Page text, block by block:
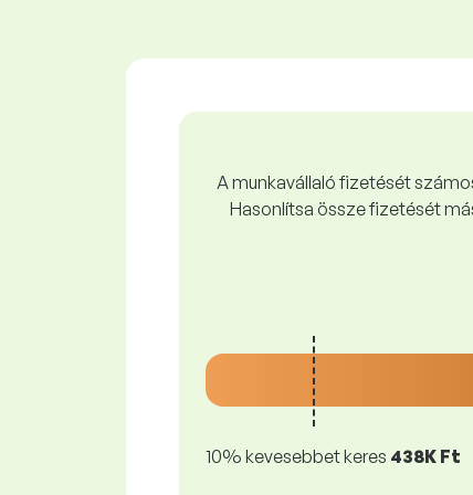
A munkavállaló fizetését
Hasonlítsa össze fizetését
10% kevesebbet keres 438K Ft